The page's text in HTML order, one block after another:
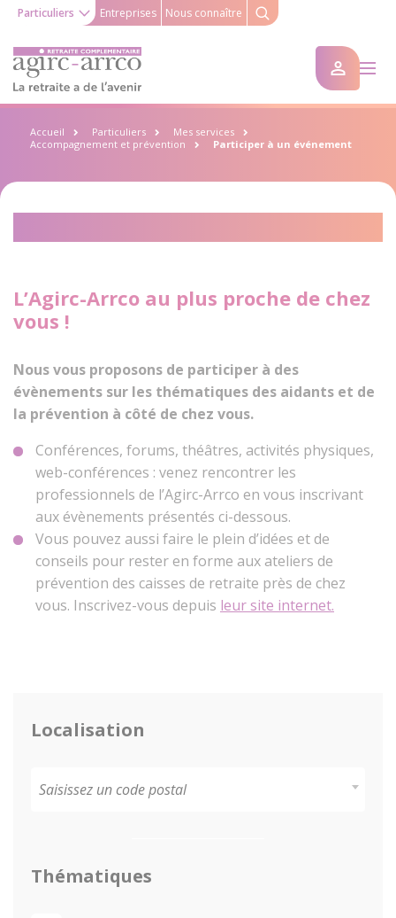
Particuliers Entreprises Nous connaître
Accueil Particuliers
Mes services
Accompagnement et prévention
Participer à un événement
L’Agirc-Arrco au plus proche de chez
vous !
Nous vous proposons de participer à des
évènements sur les thématiques des aidants et de
la prévention à côté de chez vous.
Conférences, forums, théâtres, activités physiques,
web-conférences : venez rencontrer les
professionnels de l’Agirc-Arrco en vous inscrivant
aux évènements présentés ci-dessous.
Vous pouvez aussi faire le plein d’idées et de
conseils pour rester en forme aux ateliers de
prévention des caisses de retraite près de chez
vous. Inscrivez-vous depuis leur site internet.
Localisation
Saisissez un code postal
Thématiques